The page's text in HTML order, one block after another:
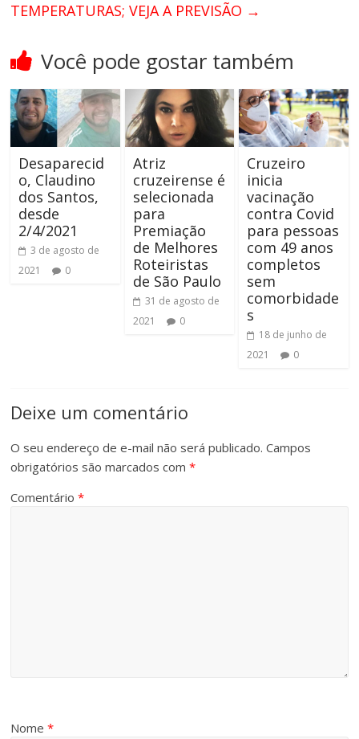
TEMPERATURAS; VEJA A PREVISÃO →
Você pode gostar também
Desaparecid
o, Claudino
dos Santos,
desde
2/4/2021
3 de agosto de
2021
0
Atriz
cruzeirense é
selecionada
para
Premiação
de Melhores
Roteiristas
de São Paulo
31 de agosto de
2021
0
Cruzeiro
inicia
vacinação
contra Covid
para pessoas
com 49 anos
completos
sem
comorbidade
s
18 de junho de
2021
0
Deixe um comentário
O seu endereço de e-mail não será publicado. Campos
obrigatórios são marcados com*
Comentário*
Nome*